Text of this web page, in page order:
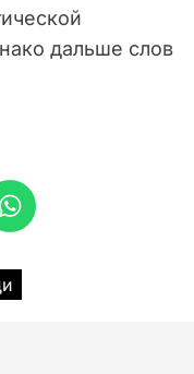
дальше слов